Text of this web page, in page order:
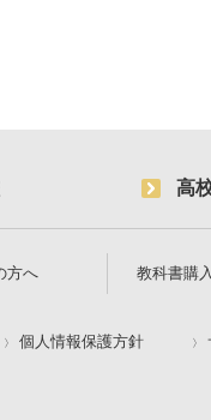
高
方へ 教科書購
個人情報保護方針